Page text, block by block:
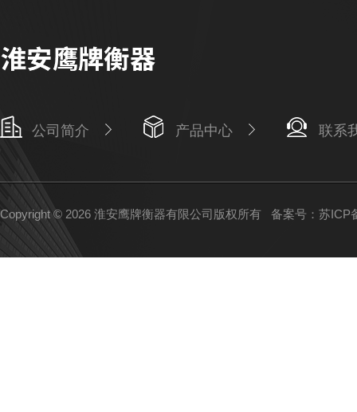
公司简介 产品中心 联系
Copyright © 2026 淮安鹰牌衡器有限公司版权所有 备案号：苏ICP